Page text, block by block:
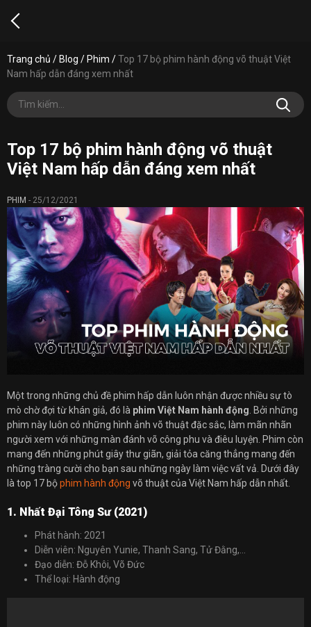
Trang chủ / Blog / Phim /Top 17 bộ phim hành động võ thuật Việt
Nam hấp dẫn đáng xem nhất
Top 17 bộ phim hành động võ thuật
Việt Nam hấp dẫn đáng xem nhất
PHIM - 25/12/2021
Một trong những chủ đề phim hấp dẫn luôn nhận được nhiều sự tò
mò chờ đợi từ khán giả, đó là phim Việt Nam hành động . Bởi những
phim này luôn có những hình ảnh võ thuật đặc sắc, làm mãn nhãn
người xem với những màn đánh võ công phu và điêu luyện. Phim còn
mang đến những phút giây thư giãn, giải tỏa căng thẳng mang đến
những tràng cười cho bạn sau những ngày làm việc vất vả. Dưới đây
là top 17 bộphim hành động võ thuật của Việt Nam hấp dẫn nhất.
1. Nhất Đại Tông Sư (2021)
Phát hành: 2021
Diễn viên: Nguyên Yunie, Thanh Sang, Tử Đằng,…
Đạo diễn: Đỗ Khôi, Võ Đức
Thể loại: Hành động